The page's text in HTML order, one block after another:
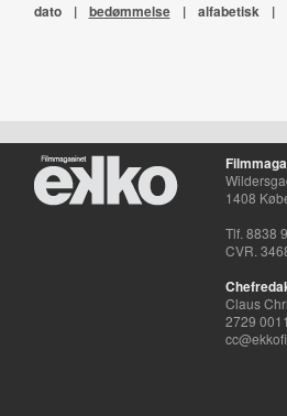
dato | bedømmelse | alfabetisk |
1408
Tlf. 8838
CVR.
Claus
2729 0011